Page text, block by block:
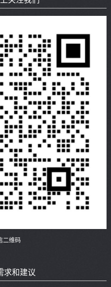
二维码
求和建议